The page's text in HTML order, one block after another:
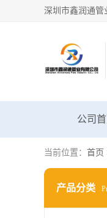
公司
当前位置： 首页
产品分类